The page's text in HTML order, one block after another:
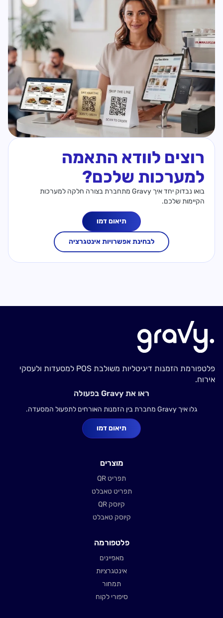
רוצים לוודא התאמה
למערכות שלכם?
בואו נבדוק יחד איך Gravy מתחברת בצורה חלקה למערכות
הקיימות שלכם.
תיאום דמו
לבחינת אפשרויות אינטגרציה
פלטפורמת הזמנות דיגיטליות משולבת POS למסעדות ולעסקי
אירוח.
ראו את Gravy בפעולה
גלו איך Gravy מחברת בין הזמנות האורחים לתפעול המסעדה.
תיאום דמו
מוצרים
תפריט QR
תפריט טאבלט
קיוסק QR
קיוסק טאבלט
פלטפורמה
מאפיינים
אינטגרציות
תמחור
סיפורי לקוח